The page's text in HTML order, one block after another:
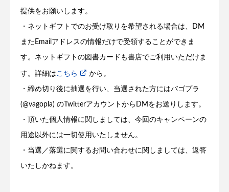
提供をお願いします。
・ネットギフトでのお受け取りを希望される場合は、DM
またEmailアドレスの情報だけで受領することができま
す。ネットギフトの図書カードも書店でご利用いただけま
す。詳細は こちら から。
・締め切り後に抽選を行い、当選された方にはバゴプラ
(@vagopla) のTwitterアカウントからDMをお送りします。
・頂いた個人情報に関しましては、今回のキャンペーンの
用途以外には一切使用いたしません。
・当選／落選に関するお問い合わせに関しましては、返答
いたしかねます。